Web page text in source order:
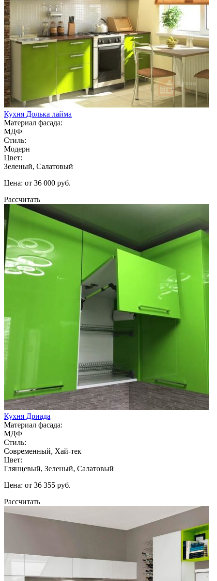
Кухня Долька лайма
Материал фасада:
МДФ
Стиль:
Модерн
Цвет:
Зеленый, Салатовый
Цена: от 36 000 руб.
Рассчитать
Кухня Дриада
Материал фасада:
МДФ
Стиль:
Современный, Хай-тек
Цвет:
Глянцевый, Зеленый, Салатовый
Цена: от 36 355 руб.
Рассчитать